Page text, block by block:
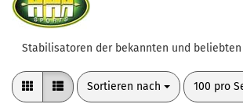
Stabilisatoren der bekannten und beliebten
Sortieren nach
Sortieren nach 100 pro
pro Seite